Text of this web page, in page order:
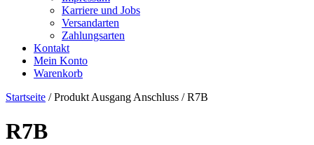
Karriere und Jobs
Versandarten
Zahlungsarten
Kontakt
Mein Konto
Warenkorb
Startseite / Produkt Ausgang Anschluss / R7B
R7B